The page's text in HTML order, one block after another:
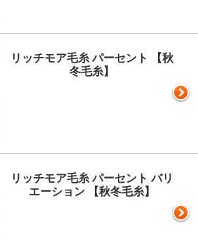
リッチモア毛糸 パーセント 【秋
冬毛糸】
リッチモア毛糸 パーセント バリ
エーション 【秋冬毛糸】